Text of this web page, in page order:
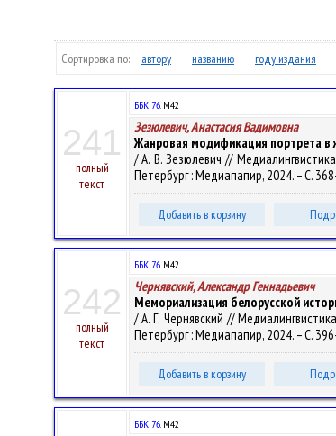
Сортировка по: автору названию году издания
241
полный
текст
ББК 76.М42
Зезюлевич, Анастасия Вадимовна
Жанровая модификация портрета в
/ А. В. Зезюлевич //
Петербург : Медиапапир, 2024. – С.
Добавить в корзину
242
полный
текст
ББК 76.М42
Чернявский, Александр Геннадьевич
Мемориализация белорусской
/ А. Г. Чернявский //
Петербург : Медиапапир, 2024. – С.
Добавить в корзину
ББК 76.М42